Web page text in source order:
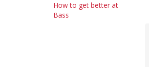
How to get better at
Bass